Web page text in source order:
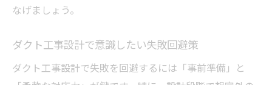
なげましょう。
ダクト工事設計で意識したい失敗回避策
ダクト工事設計で失敗を回避するには「事前準備」と